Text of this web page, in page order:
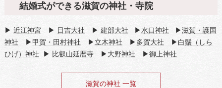
結婚式ができる滋賀の神社・寺院
▶ 近江神宮▶ 日吉大社 ▶ 建部大社 ▶ 水口神社 ▶ 滋賀・護国
神社 ▶ 甲賀・田村神社 ▶ 立木神社 ▶ 多賀大社 ▶ 白鬚（しら
ひげ）神社 ▶ 比叡山延暦寺▶ 大野神社 ▶ 御上神社
滋賀の神社 一覧